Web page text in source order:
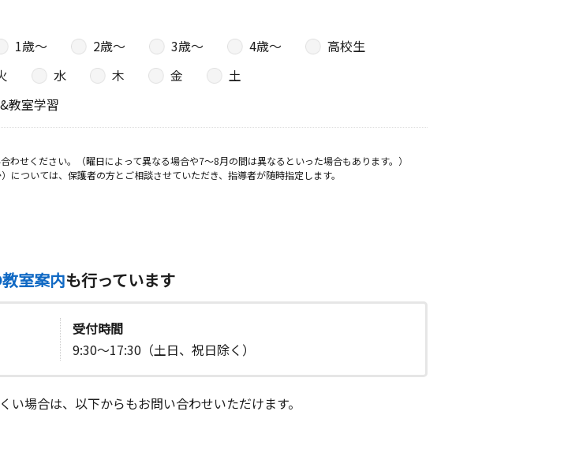
1歳〜 2歳〜 3歳〜 4歳〜
高校生
水 木 金
土
教室学習
せください。（曜日によって異なる場合や7～8月の間は異なるといった場合もあります。）
ついては、保護者の方とご相談させていただき、指導者が随時指定します。
室案内も行っています
受付時間
9:30～17:30（土日、祝日除く）
い場合は、以下からもお問い合わせいただけます。